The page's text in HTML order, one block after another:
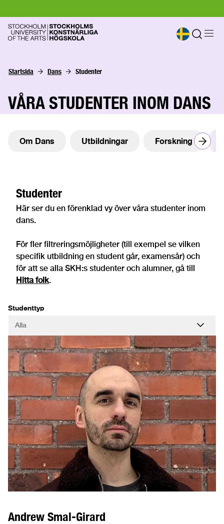
Startsida Dans Studenter
VÅRA STUDENTER INOM DANS
Om Dans Utbildningar Forskning
Studenter
Här ser du en förenklad vy över våra studenter inom
dans.
För fler filtreringsmöjligheter (till exempel se vilken
specifik utbildning en student går, examensår) och
för att se alla SKH:s studenter och alumner, gå till
Hitta folk.
Studenttyp
Andrew Smal-Girard